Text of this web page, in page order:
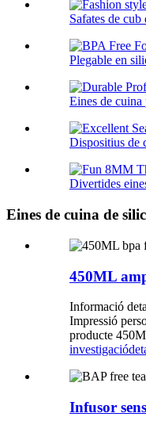
Safates de
Plegable en
Eines de cuina
Dispositius de
Divertides
Eines de cuina de
450ML
Informació
Impressió
producte
investigació
Infusor